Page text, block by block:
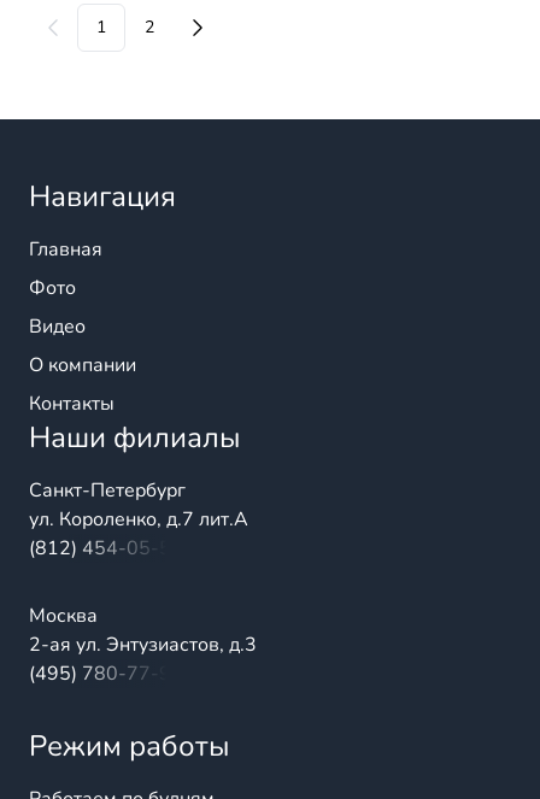
1 2
Навигация
Главная
Фото
Видео
О компании
Контакты
Наши филиалы
Санкт-Петербург
ул. Короленко, д.7 лит.А
(812) 454-05-54
Москва
2-ая ул. Энтузиастов, д.3
(495) 780-77-98
Режим работы